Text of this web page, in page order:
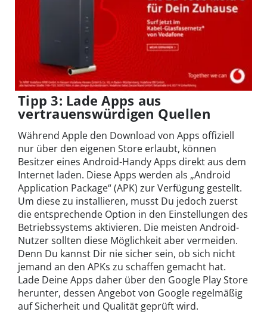
Tipp 3: Lade Apps aus
vertrauenswürdigen Quellen
Während Apple den Download von Apps offiziell
nur über den eigenen Store erlaubt, können
Besitzer eines Android-Handy Apps direkt aus dem
Internet laden. Diese Apps werden als „Android
Application Package“ (APK) zur Verfügung gestellt.
Um diese zu installieren, musst Du jedoch zuerst
die entsprechende Option in den Einstellungen des
Betriebssystems aktivieren. Die meisten Android-
Nutzer sollten diese Möglichkeit aber vermeiden.
Denn Du kannst Dir nie sicher sein, ob sich nicht
jemand an den APKs zu schaffen gemacht hat.
Lade Deine Apps daher über den Google Play Store
herunter, dessen Angebot von Google regelmäßig
auf Sicherheit und Qualität geprüft wird.